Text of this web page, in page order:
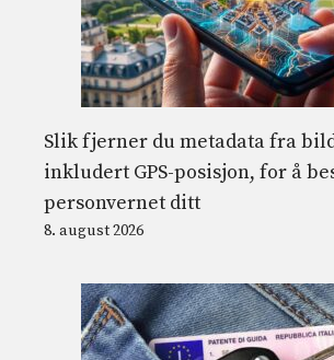
Slik fjerner du metadata fra
inkludert GPS-posisjon, for å
personvernet ditt
8. august 2026